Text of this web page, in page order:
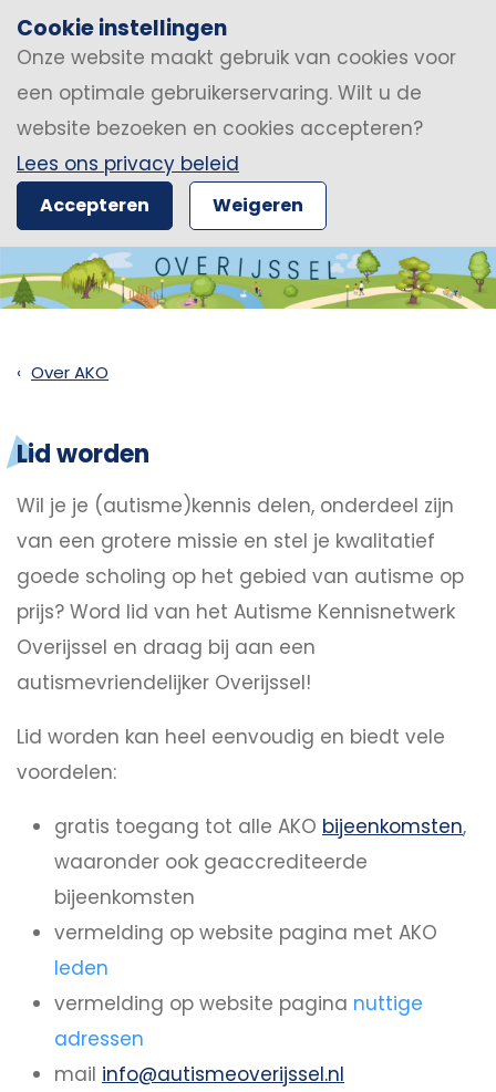
Cookie instellingen
Onze website maakt gebruik van cookies voor
een optimale gebruikerservaring. Wilt u de
website bezoeken en cookies accepteren?
Lees ons privacy beleid
Accepteren Weigeren
Over AKO
Lid worden
Wil je je (autisme)kennis delen, onderdeel zijn
van een grotere missie en stel je kwalitatief
goede scholing op het gebied van autisme op
prijs? Word lid van het Autisme Kennisnetwerk
Overijssel en draag bij aan een
autismevriendelijker Overijssel!
Lid worden kan heel eenvoudig en biedt vele
voordelen:
gratis toegang tot alle AKO bijeenkomsten,
waaronder ook geaccrediteerde
bijeenkomsten
vermelding op website pagina met AKO
leden
vermelding op website pagina nuttige
adressen
mail info@autismeoverijssel.nl